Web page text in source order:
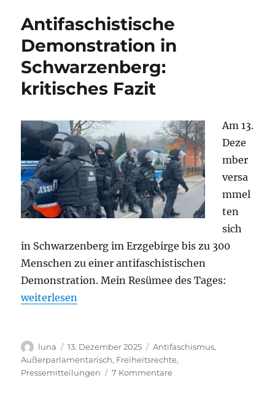
zur
Mobilisierung
am
17.
Januar
in
Antifaschistische
Demonstration in
Schwarzenberg:
kritisches Fazit
Am 13.
Deze
mber
versa
mmel
ten
sich
in Schwarzenberg im Erzgebirge bis zu 300
Menschen zu einer antifaschistischen
Demonstration. Mein Resümee des Tages:
„Antifaschistische Demonstration in
weiterlesen
Autor
luna
Veröffentlicht
am
13. Dezember 2025 Kategorien
Antifaschismus,
Außerparlamentarisch, Freiheitsrechte,
Pressemitteilungen
7 Kommentarezu